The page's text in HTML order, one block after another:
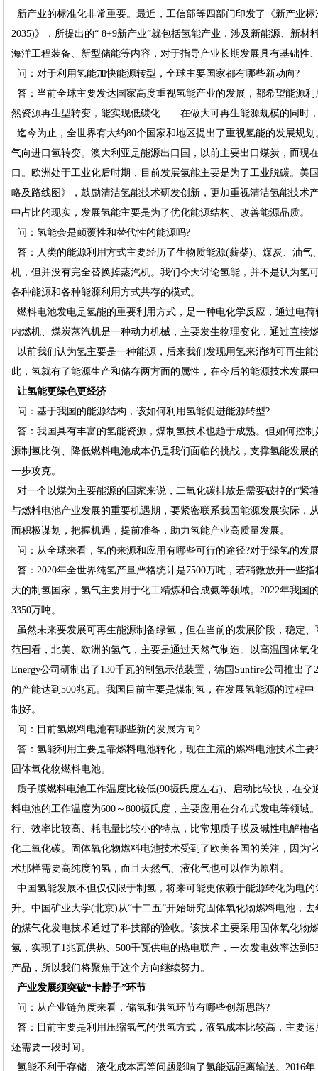
新产业的标准化非常重要。最近，工信部等四部门印发了《新产业
2035)》，所提出的“ 8+9新产业”就包括氢能产业，涉及新能源、新材
海洋工程装备、新型储能等内容，对于指导产业长期发展具有基础性
问：对于利用氢能加快能源转型，全球主要国家都有哪些新动向?
答：当前全球主要发达国家高度重视氢能产业的发展，都希望能源
然资源再生型转变，能实现低碳化——在做大可再生能源规模的同时
迄今为止，全世界有大约80个国家和地区提出了重视氢能的发展规
气向进口氢转变。澳大利亚是能源出口国，以前主要出口煤炭，而现
口。欧洲处于工业化后时期，目前发展氢能主要是为了工业脱碳。美
略及路线图》，鼓励清洁氢能技术研发创新，更加重视清洁氢能技术
中占比的现实，发展氢能主要是为了优化能源结构、改善能源品质。
问：氢能会是颠覆性和替代性的能源吗?
答：人类的能源利用方式主要经历了生物质能源(薪柴)、煤炭、油气
机，但并没有完全替换掉蒸汽机。我们今天讨论氢能，并不是认为氢
各种能源和各种能源利用方式共存的模式。
燃料电池发电是氢能的重要利用方式，是一种电化学反应，通过电
内燃机、煤炭蒸汽机是一种动力机械，主要发生物理变化，通过直接
以前我们认为氢主要是一种能源，后来我们发现用氢来消纳可再生
此，氢就有了能源生产和储存两方面的属性，在今后的能源技术发展
让氢能更绿色更经济
问：基于我国的能源结构，该如何利用氢能促进能源转型?
答：我国具有丰富的氢能资源，煤制氢技术也趋于成熟。但如何控
源制氢比例、降低燃料电池成本仍是我们面临的挑战，支撑氢能发展
一步攻克。
对一个以煤为主要能源的国家来说，二氧化碳排放是需要破掉的“紧
与燃料电池产业发展的重要机遇期，要紧密联系我国能源发展实际，
面积极谋划，把握机遇，提前准备，助力氢能产业高质量发展。
问：从全球来看，氢的来源和应用有哪些可行的途径?对于绿氢的发
答：2020年全世界纯氢产量严格统计是7500万吨，若稍微放开一些
大的制氢国家，氢气主要用于化工精炼和合成氨等领域。2022年我国
3350万吨。
虽然未来要发展可再生能源制备绿氢，但在当前的发展阶段，稳定
范围看，北美、欧洲的氢气，主要是通过天然气制造。以高温固体氧
Energy公司研制出了130千瓦的制氢示范装置，德国Sunfire公司推出
的产能达到500兆瓦。我国目前主要是煤制氢，在发展氢能源的过程
制好。
问：目前氢燃料电池有哪些新的发展方向?
答：氢能利用主要是靠燃料电池转化，现在主流的燃料电池技术主
固体氧化物燃料电池。
质子膜燃料电池工作温度比较低(90摄氏度左右)、启动比较快，在交
料电池的工作温度为600～800摄氏度，主要应用在分布式发电等领域
行、效率比较高、耗电量比较小的特点，比常规质子膜及碱性电解槽
化二氧化碳。固体氧化物燃料电池技术受到了欧美各国的关注，因为
术那样需要高纯度的氢，而且天然气、液化气也可以作为原料。
中国氢能发展不但仅仅限于制氢，将来可能更依赖于能源转化为电
升。中国矿业大学(北京)从“十二五”开始研究固体氧化物燃料电池，
的煤气化发电技术通过了科技部的验收。该技术主要采用固体氧化物
氢，实现了1兆瓦供热、500千瓦供电的热电联产，一次发电效率达到
产品，所以我们将聚焦于这个方向继续努力。
产业发展须突破“卡脖子”环节
问：从产业链角度来看，储氢和供氢环节有哪些创新思路?
答：目前主要是利用压缩氢气的供氢方式，液氢成本比较高，主要
还需要一段时间。
氢能不利于存储、液化成本高等问题影响了氢能远距离输送。2016